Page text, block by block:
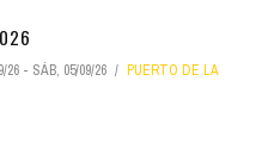
26 - SÁB, 05/09/26
PUERTO DE LA